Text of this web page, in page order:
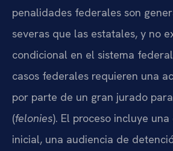
penalidades federales son
severas que las estatales, y no
condicional en el sistema
casos federales requieren una
por parte de un gran jurado
(felonies). El proceso incluye
inicial, una audiencia de